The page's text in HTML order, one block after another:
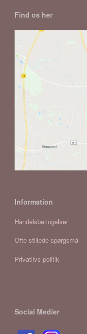
Find os her
Information
Handelsbetingelser
Ofte stillede spørgsmål
Privatlivs politik
Social Medier